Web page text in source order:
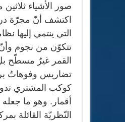
صور الأشياء
اكتشف أنّ مجرّة
التي ينتمي إليها
تتكوّن من نجوم
القمر غيرُ مسطّح
تضاريس وفوهاتُ
كوكب المشتري
أقمار. وهو ما
النّظريّة القائلة